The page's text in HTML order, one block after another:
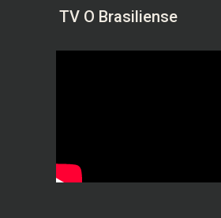
TV O Brasiliense